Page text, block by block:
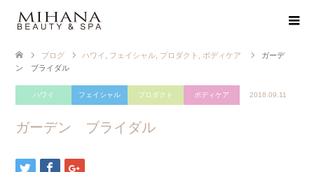
ブログ ハワイ フェイシャル プロダクト ボディケア
ガーデ
ン ブライダル
ハワイ フェイシャル プロダクト ボディケア 2018.09.11
ガーデン ブライダル